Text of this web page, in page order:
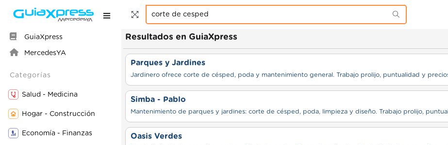
GuiaXpress
MercedesYA
Categorías
Salud - Medicina
Hogar - Construcción
Economía - Finanzas
Resultados en GuiaXpress
Parques y Jardines
Jardinero ofrece corte de césped, poda y mantenimiento general. Trabajo prolijo, puntualidad y
Simba - Pablo
Oasis Verdes